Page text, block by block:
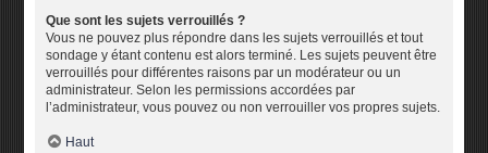
Que sont les sujets verrouillés ?
Vous ne pouvez plus répondre dans les sujets verrouillés et tout
sondage y étant contenu est alors terminé. Les sujets peuvent être
verrouillés pour différentes raisons par un modérateur ou un
administrateur. Selon les permissions accordées par
l’administrateur, vous pouvez ou non verrouiller vos propres sujets.
Haut